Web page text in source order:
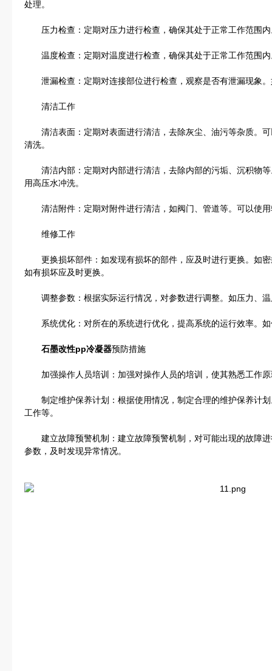
处理。
压力检查：定期对压力进行检查，确保其处于正常工作范围内
温度检查：定期对温度进行检查，确保其处于正常工作范围内
泄漏检查：定期对连接部位进行检查，观察是否有泄漏现象。
清洁工作
清洁表面：定期对表面进行清洁，去除灰尘、油污等杂质。可
清洗。
清洁内部：定期对内部进行清洁，去除内部的污垢、沉积物等
用高压水冲洗。
清洁附件：定期对附件进行清洁，如阀门、管道等。可以使用
维修工作
更换损坏部件：如发现有损坏的部件，应及时进行更换。如密
如有损坏应及时更换。
调整参数：根据实际运行情况，对参数进行调整。如压力、温
系统优化：对所在的系统进行优化，提高系统的运行效率。如
石墨改性pp冷凝器预防措施
加强操作人员培训：加强对操作人员的培训，使其熟悉工作原
制定维护保养计划：根据使用情况，制定合理的维护保养计划
工作等。
建立故障预警机制：建立故障预警机制，对可能出现的故障进
参数，及时发现异常情况。